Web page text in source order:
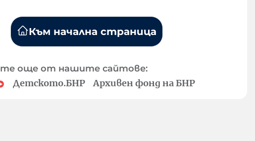
Към начална страница
още от нашите сайтове:
Детското.БНР Архивен фонд на БНР